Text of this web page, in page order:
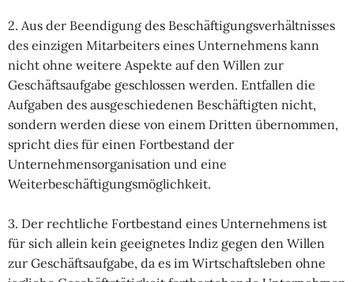
2. Aus der Beendigung des Beschäftigungsverhältnisses
des einzigen Mitarbeiters eines Unternehmens kann
nicht ohne weitere Aspekte auf den Willen zur
Geschäftsaufgabe geschlossen werden. Entfallen die
Aufgaben des ausgeschiedenen Beschäftigten nicht,
sondern werden diese von einem Dritten übernommen,
spricht dies für einen Fortbestand der
Unternehmensorganisation und eine
Weiterbeschäftigungsmöglichkeit.
3. Der rechtliche Fortbestand eines Unternehmens ist
für sich allein kein geeignetes Indiz gegen den Willen
zur Geschäftsaufgabe, da es im Wirtschaftsleben ohne